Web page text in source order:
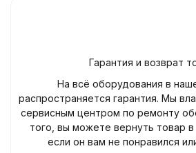
Гарантия и возврат
На всё оборудования в
распространяется гарантия. Мы
сервисным центром по ремонту
того, вы можете вернуть товар в
если он вам не понравился